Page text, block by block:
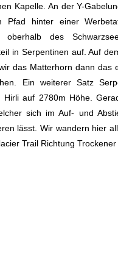
Kapelle. An der Y-
Pfad hinter einer
oberhalb des
in Serpentinen auf. Auf
das Matterhorn dann das
Ein weiterer Satz
Hirli auf 2780m Höhe.
sich im Auf- und
lässt. Wir wandern hier
Trail Richtung Trockener